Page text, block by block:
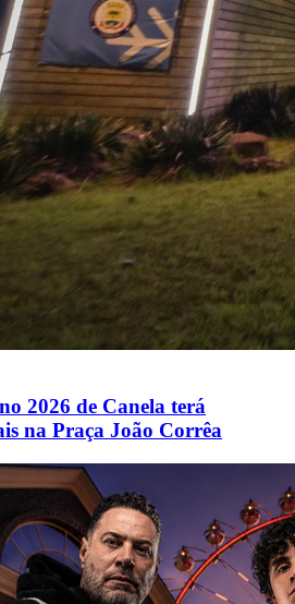
2026 de Canela terá
na Praça João Corrêa